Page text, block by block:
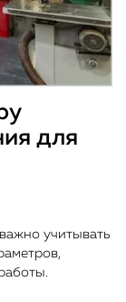
для
учитывать